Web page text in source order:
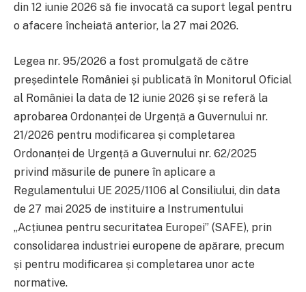
din 12 iunie 2026 să fie invocată ca suport legal pentru
o afacere încheiată anterior, la 27 mai 2026.
Legea nr. 95/2026 a fost promulgată de către
președintele României și publicată în Monitorul Oficial
al României la data de 12 iunie 2026 și se referă la
aprobarea Ordonanței de Urgență a Guvernului nr.
21/2026 pentru modificarea și completarea
Ordonanței de Urgență a Guvernului nr. 62/2025
privind măsurile de punere în aplicare a
Regulamentului UE 2025/1106 al Consiliului, din data
de 27 mai 2025 de instituire a Instrumentului
„Acțiunea pentru securitatea Europei” (SAFE), prin
consolidarea industriei europene de apărare, precum
și pentru modificarea și completarea unor acte
normative.